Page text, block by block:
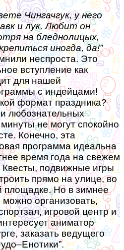
Чингачгук, у него
и лук. Любит он
на бледнолицых,
иногда, да!”
неспроста. Это
вступление как
для нашей
с индейцами!
формат праздника?
любознательных
не могут спокойно
Конечно, эта
программа идеальна
время года на свежем
Квесты, подвижные игры
прямо на улице, во
площадке. Но в зимнее
организовать,
игровой центр и
аниматор
заказать ведущего